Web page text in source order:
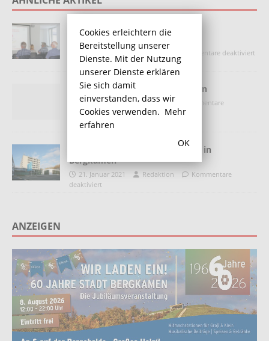
Pulsschlag-Vortrag zum Thema
Gallensteinleiden
Redaktion Kommentare deaktiviert
Lach-Yoga in der Ökologiestation
23. Juni 2017 Redaktion
Kommentare
deaktiviert
Coronavirus: 17 Neuinfektionen in
Bergkamen
21. Januar 2021 Redaktion
Kommentare
deaktiviert
ANZEIGEN
Cookies erleichtern die
Bereitstellung unserer
Dienste. Mit der Nutzung
unserer Dienste erklären
Sie sich damit
einverstanden, dass wir
Cookies verwenden. Mehr
erfahren
OK